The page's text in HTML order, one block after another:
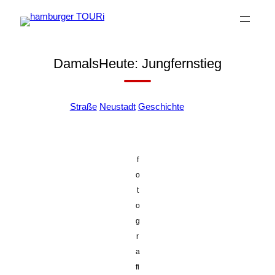
Inhalt
DamalsHeute: Jungfernstieg
Straße Neustadt Geschichte
f
o
t
o
g
r
a
fi